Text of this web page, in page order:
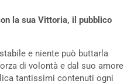
la sua Vittoria, il pubblico
e niente può buttarla
di volontà e dal suo amore
tantissimi contenuti ogni